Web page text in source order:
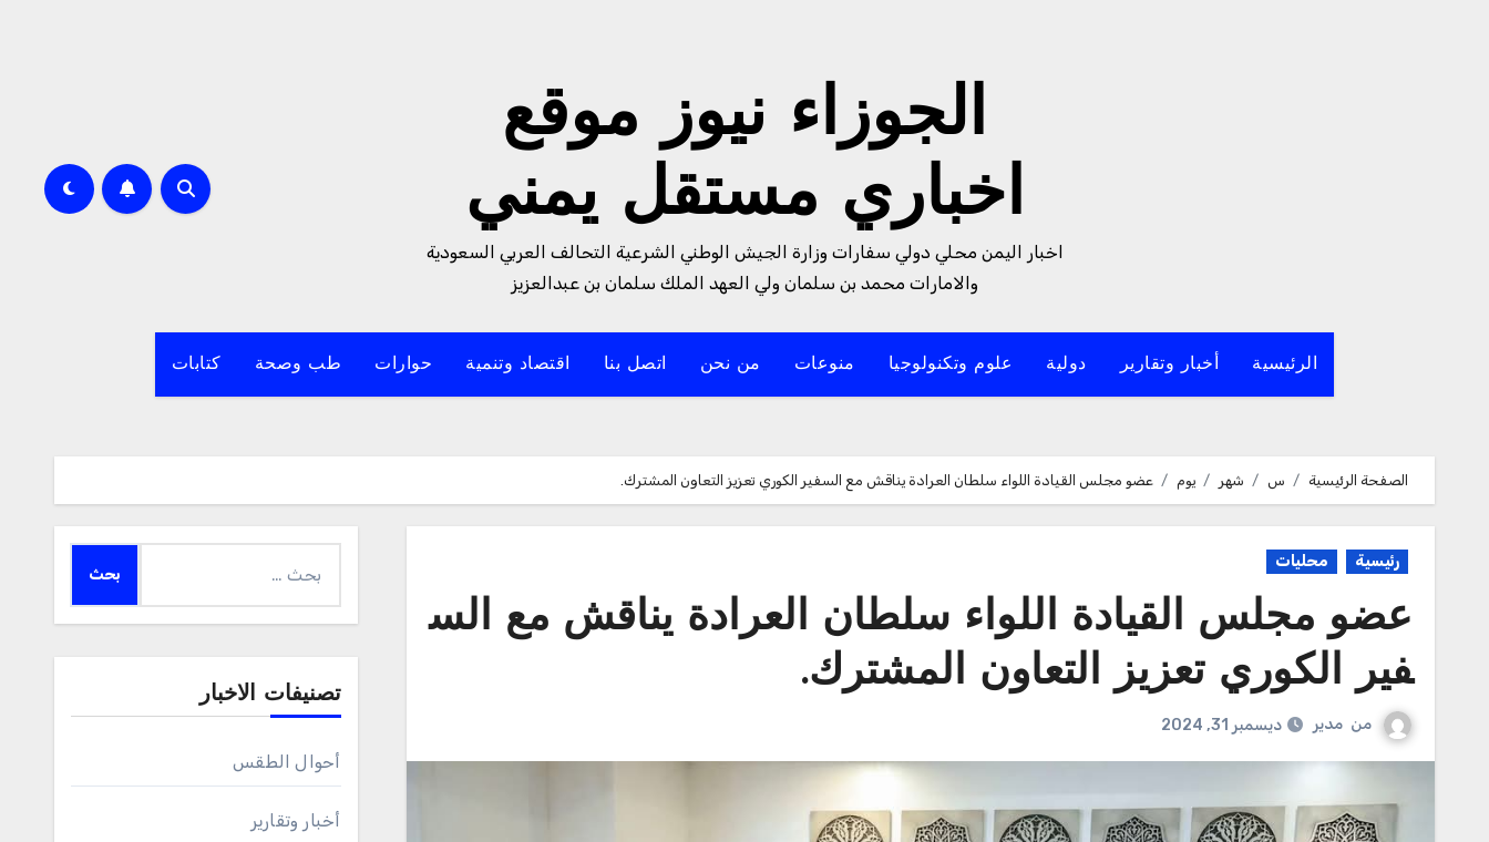
الجوزاء نيوز موقع
اخباري مستقل يمني
اخبار اليمن محلي دولي سفارات وزارة الجيش الوطني الشرعية التحالف العربي السعودية
والامارات محمد بن سلمان ولي العهد الملك سلمان بن عبدالعزيز
الرئيسية أخبار وتقارير دولية علوم وتكنولوجيا منوعات من نحن اتصل بنا اقتصاد وتنمية حوارات طب وصحة كتابات
الصفحة الرئيسية س شهر يوم عضو مجلس القيادة اللواء سلطان العرادة يناقش مع السفير الكوري تعزيز التعاون المشترك.
رئيسية محليات
عضو مجلس القيادة اللواء سلطان العرادة يناقش مع الس
فير الكوري تعزيز التعاون المشترك.
من مدير ديسمبر 31, 2024
عن:
تصنيفات الاخبار
أحوال الطقس
أخبار وتقارير